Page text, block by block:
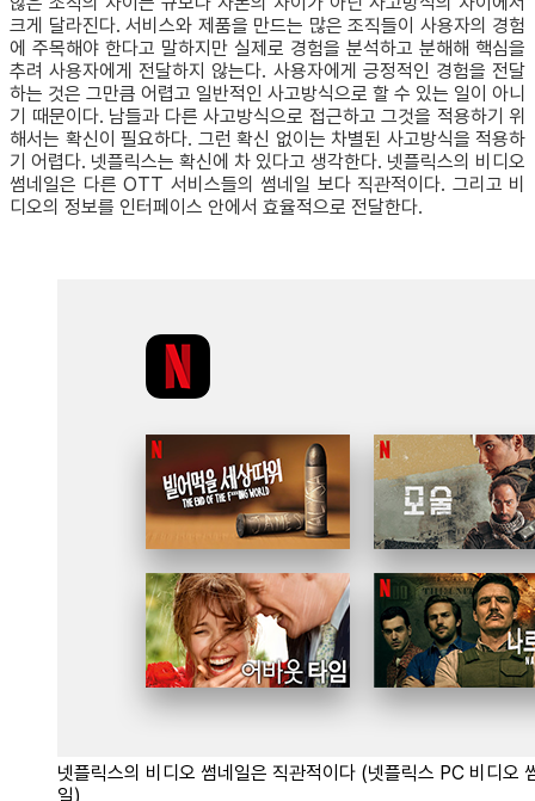
크게 달라진다. 서비스와 제품을 만드는 많은 조직들이 사용자의 경험
에 주목해야 한다고 말하지만 실제로 경험을 분석하고 분해해 핵심을
추려 사용자에게 전달하지 않는다. 사용자에게 긍정적인 경험을 전달
하는 것은 그만큼 어렵고 일반적인 사고방식으로 할 수 있는 일이 아니
기 때문이다. 남들과 다른 사고방식으로 접근하고 그것을 적용하기 위
해서는 확신이 필요하다. 그런 확신 없이는 차별된 사고방식을 적용하
기 어렵다. 넷플릭스는 확신에 차 있다고 생각한다. 넷플릭스의 비디오
썸네일은 다른 OTT 서비스들의 썸네일 보다 직관적이다. 그리고 비
디오의 정보를 인터페이스 안에서 효율적으로 전달한다.
넷플릭스의 비디오 썸네일은 직관적이다 (넷플릭스 PC 비디오
일)